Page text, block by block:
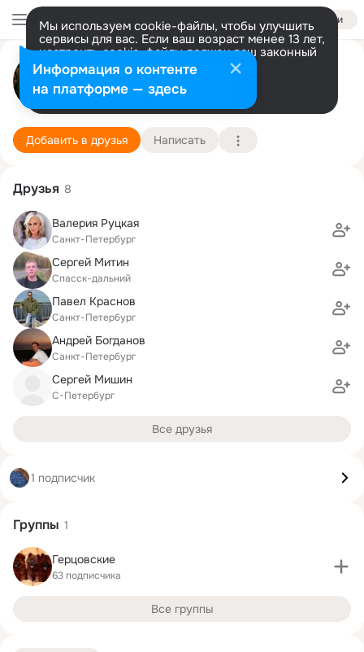
Войти
Мы используем cookie-файлы, чтобы улучшить
сервисы для вас. Если ваш возраст менее 13 лет,
настроить cookie-файлы должен ваш законный
представитель. Больше информации
Разрешить все Настроить
Денис Герцовский
Санкт-Петербург
Государственный университет морского и
Подробнее
Добавить в друзья Написать
Друзья 8
Валерия Руцкая
Санкт-Петербург
Сергей Митин
Спасск-дальний
Павел Краснов
Санкт-Петербург
Андрей Богданов
Санкт-Петербург
Сергей Мишин
С-Петербург
Все друзья
1 подписчик
Группы 1
Герцовские
63 подписчика
Все группы
Информация о контенте
на платформе — здесь